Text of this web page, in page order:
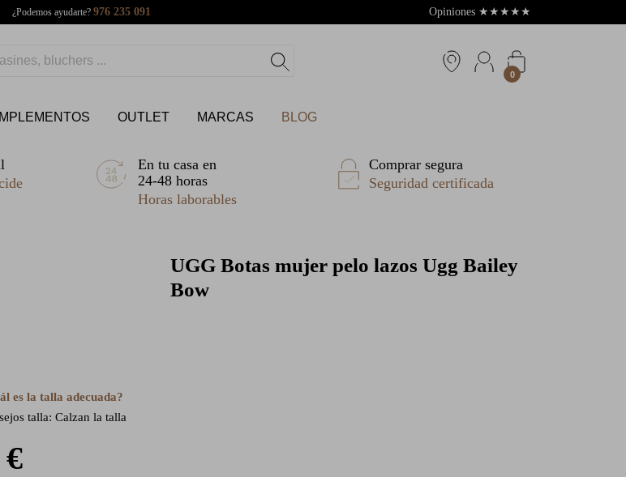
¿Podemos ayudarte? 976 235 091 Opiniones ★ ★ ★ ★ ★
0
OUTLET MARCAS BLOG
En tu casa en
24-48 horas
Horas laborables
Comprar segura
Seguridad certificada
UGG Botas mujer pelo lazos Ugg Bailey
Bow
es la talla adecuada?
talla: Calzan la talla